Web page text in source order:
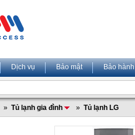
Dịch vụ Bảo mật Bảo hành
» Tủ lạnh gia đình » Tủ lạnh LG